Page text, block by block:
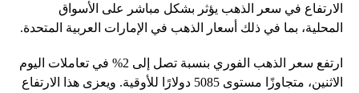
الارتفاع في سعر الذهب يؤثر بشكل مباشر على الأسواق
المحلية، بما في ذلك أسعار الذهب في الإمارات العربية المتحدة.
ارتفع سعر الذهب الفوري بنسبة تصل إلى 2% في تعاملات اليوم
الاثنين، متجاوزًا مستوى 5085 دولارًا للأوقية. ويعزى هذا الارتفاع